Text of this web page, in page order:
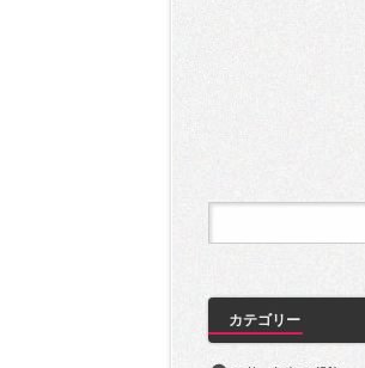
カテゴリー